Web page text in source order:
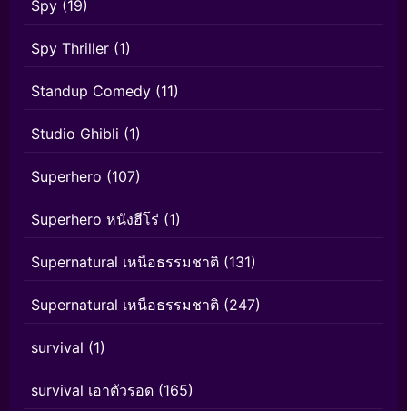
Spy (19)
Spy Thriller (1)
Standup Comedy (11)
Studio Ghibli (1)
Superhero (107)
Superhero หนังฮีโร่ (1)
Supernatural เหนือธรรมชาติ (131)
Supernatural เหนือธรรมชาติ (247)
survival (1)
survival เอาตัวรอด (165)